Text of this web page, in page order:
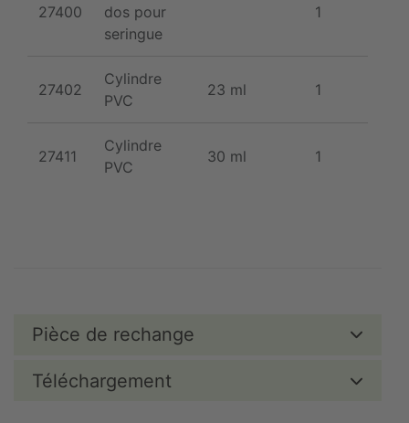
27400
dos pour
seringue
1
27402
Cylindre
PVC
23 ml 1
27411
Cylindre
PVC
30 ml 1
Pièce de rechange
Téléchargement